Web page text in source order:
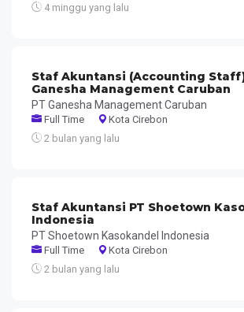
4 minggu yang lalu
Staf Akuntansi (Accounting
Ganesha Management Caruban
PT Ganesha Management Caruban
Full Time
Kota Cirebon
2 bulan yang lalu
Staf Akuntansi PT Shoetown
Indonesia
PT Shoetown Kasokandel Indonesia
Full Time
Kota Cirebon
2 bulan yang lalu